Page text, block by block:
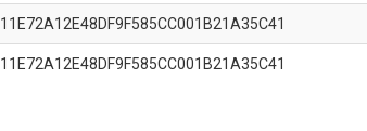
11E72A12E48DF9F585CC001B21A35C41
11E72A12E48DF9F585CC001B21A35C41